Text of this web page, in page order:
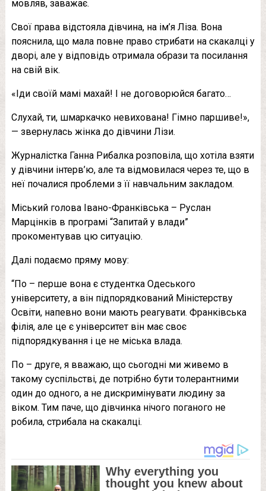
мовляв, заважає.
Свої права відстояла дівчина, на ім’я Ліза. Вона
пояснила, що мала повне право стрибати на скакалці у
дворі, але у відповідь отримала образи та посилання
на свій вік.
«Іди своїй мамі махай! І не договорюйся багато…
Слухай, ти, шмаркачко невихована! Гімно паршиве!»,
— звернулась жінка до дівчини Лізи.
Журналістка Ганна Рибалка розповіла, що хотіла взяти
у дівчини інтерв’ю, але та відмовилася через те, що в
неї почалися проблеми з її навчальним закладом.
Міський голова Івано-Франківська – Руслан
Марцінків в програмі “Запитай у влади”
прокоментував цю ситуацію.
Далі подаємо пряму мову:
“По – перше вона є студентка Одеського
університету, а він підпорядкований Міністерству
Освіти, напевно вони мають реагувати. Франківська
філія, але це є університет він має своє
підпорядкування і це не міська влада.
По – друге, я вважаю, що сьогодні ми живемо в
такому суспільстві, де потрібно бути толерантними
один до одного, а не дискримінувати людину за
віком. Тим паче, що дівчинка нічого поганого не
робила, стрибала на скакалці.